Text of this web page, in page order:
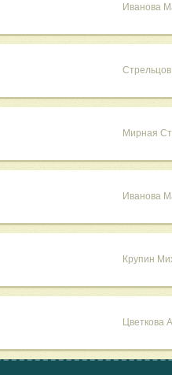
Иванова
Мирная
Иванова
Крупин
Цветкова